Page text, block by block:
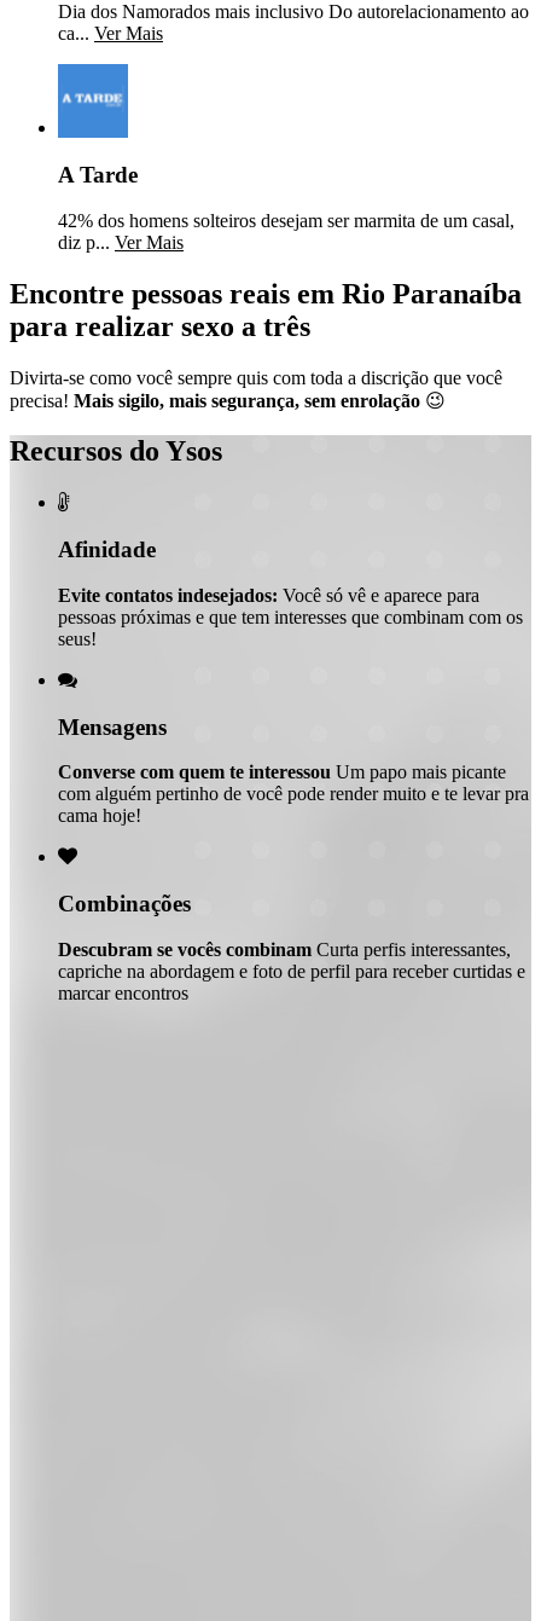
Dia dos Namorados mais inclusivo Do autorelacionamento ao
ca... Ver Mais
A Tarde
42% dos homens solteiros desejam ser marmita de um casal,
diz p... Ver Mais
Encontre pessoas reais em Rio Paranaíba
para realizar sexo a três
Divirta-se como você sempre quis com toda a discrição que você
precisa! Mais sigilo, mais segurança, sem enrolação 😉
Recursos do Ysos

Afinidade
Evite contatos indesejados: Você só vê e aparece para
pessoas próximas e que tem interesses que combinam com os
seus!

Mensagens
Converse com quem te interessou Um papo mais picante
com alguém pertinho de você pode render muito e te levar pra
cama hoje!

Combinações
Descubram se vocês combinam Curta perfis interessantes,
capriche na abordagem e foto de perfil para receber curtidas e
marcar encontros